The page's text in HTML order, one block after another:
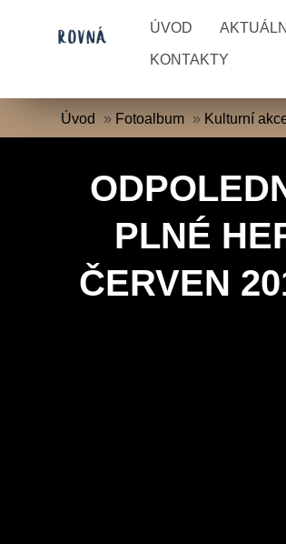
ÚVOD
KONTAKTY
Úvod » Fotoalbum » Kulturní
PLNÉ
ČERVEN